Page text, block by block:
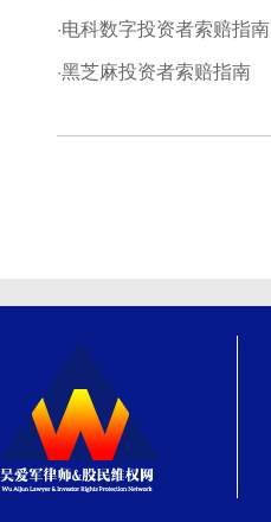
·电科数字投资者索赔指南
·黑芝麻投资者索赔指南